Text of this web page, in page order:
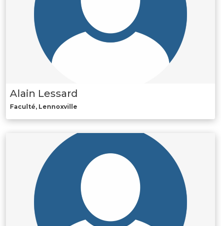
Alain Lessard
Faculté, Lennoxville